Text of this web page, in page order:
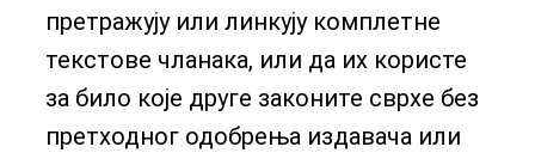
претражују или линкују комплетне
текстове чланака, или да их користе
за било које друге законите сврхе без
претходног одобрења издавача или